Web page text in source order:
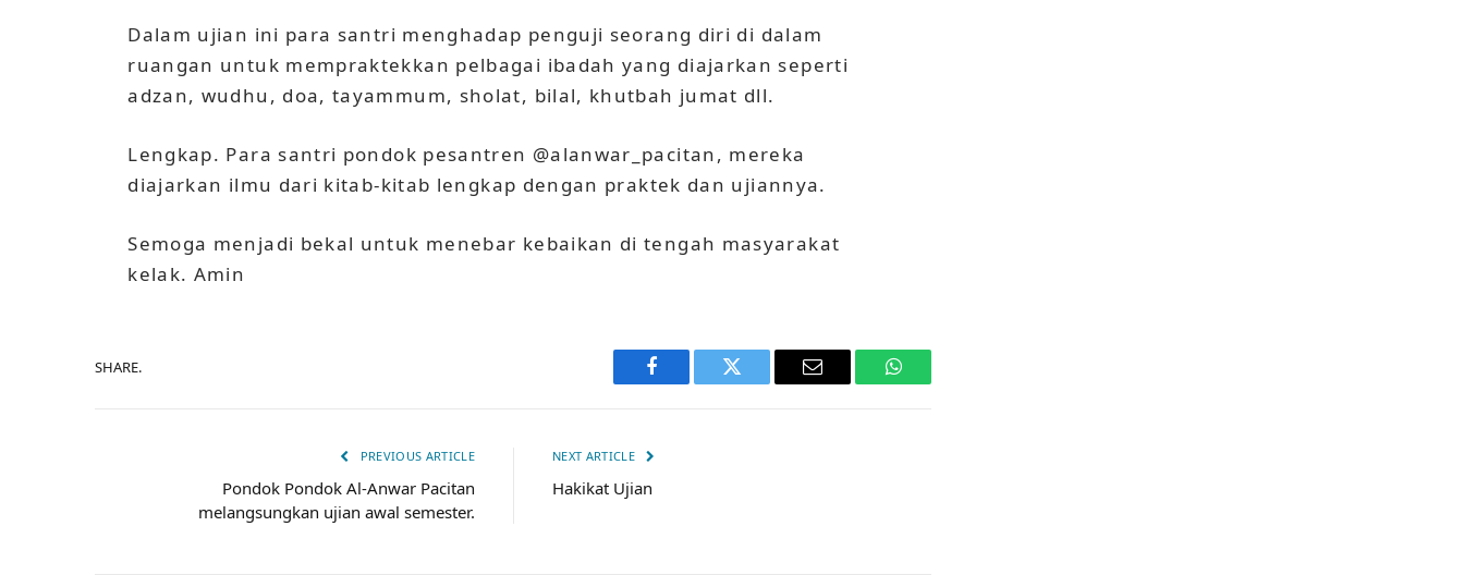
Dalam ujian ini para santri menghadap penguji seorang diri di dalam
ruangan untuk mempraktekkan pelbagai ibadah yang diajarkan seperti
adzan, wudhu, doa, tayammum, sholat, bilal, khutbah jumat dll.
Lengkap. Para santri pondok pesantren @alanwar_pacitan, mereka
diajarkan ilmu dari kitab-kitab lengkap dengan praktek dan ujiannya.
Semoga menjadi bekal untuk menebar kebaikan di tengah masyarakat
kelak. Amin
SHARE.
Facebook Twitter Email WhatsApp
PREVIOUS ARTICLE
Pondok Pondok Al-Anwar Pacitan
melangsungkan ujian awal semester.
NEXT ARTICLE
Hakikat Ujian